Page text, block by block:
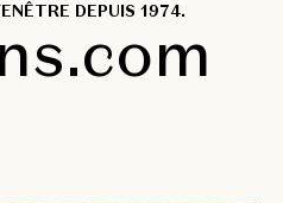
DEPUIS 1974.